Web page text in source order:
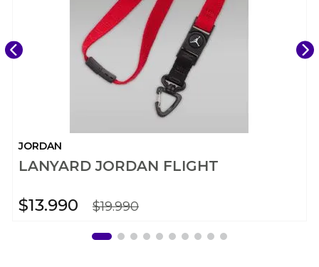
JORDAN
LANYARD JORDAN FLIGHT
$13.990 $19.990